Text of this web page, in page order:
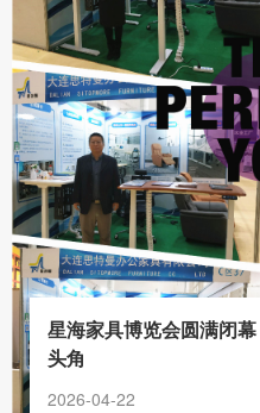
星海家具博览会圆满闭
头角
2026-04-22